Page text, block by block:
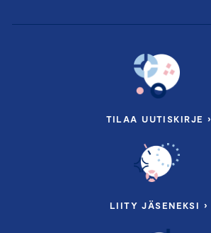
TILAA UUTISKIRJE ›
LIITY JÄSENEKSI ›